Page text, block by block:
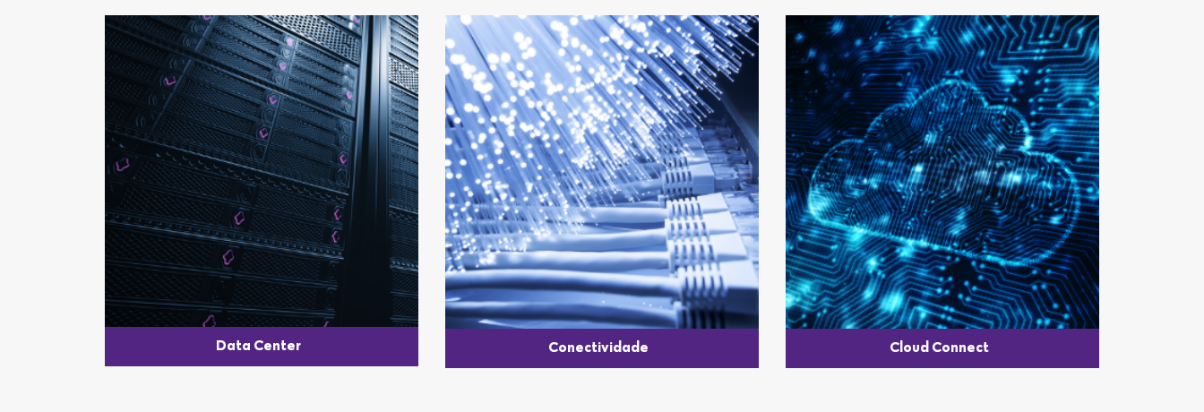
Data Center Conectividade Cloud Connect